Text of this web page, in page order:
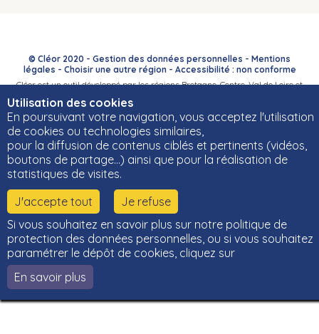
Utilisation des cookies
En poursuivant votre navigation, vous acceptez l'utilisation
de cookies ou technologies similaires,
pour la diffusion de contenus ciblés et pertinents (vidéos,
boutons de partage…) ainsi que pour la réalisation de
statistiques de visites.
J'accepte tout
Je refuse
Si vous souhaitez en savoir plus sur notre politique de
protection des données personnelles, ou si vous souhaitez
paramétrer le dépôt de cookies, cliquez sur
En savoir plus
© Cléor 2020 - Gestion des données personnelles - Mentions
légales - Choisir une autre région- Accessibilité : non conforme
Cléor est un outil développé par les régions Bretagne, Centre-Val de Loire et